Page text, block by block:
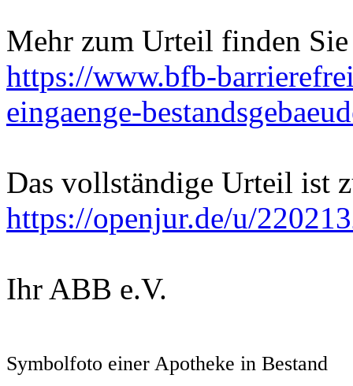
Mehr zum Urteil finden
https://www.bfb-
eingaenge-
Das vollständige Urteil ist
https://openjur.de/u/
Ihr ABB e.V.
Symbolfoto einer Apotheke in Bestand